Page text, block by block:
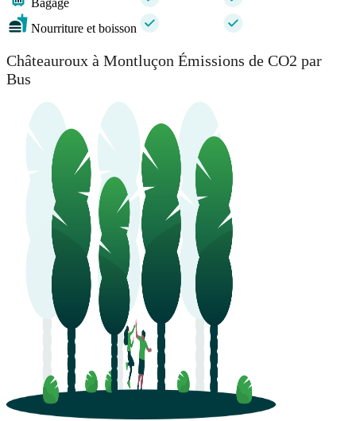
Bagage
Nourriture et boisson
Châteauroux à Montluçon Émissions de CO2 par
Bus